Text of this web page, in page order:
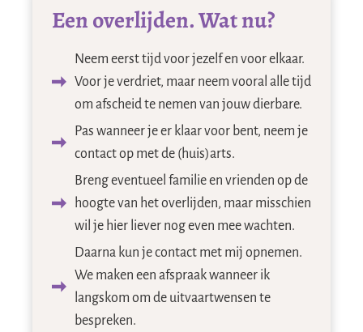
Een overlijden. Wat nu?
Neem eerst tijd voor jezelf en voor elkaar.
Voor je verdriet, maar neem vooral alle tijd
om afscheid te nemen van jouw dierbare.
Pas wanneer je er klaar voor bent, neem je
contact op met de (huis)arts.
Breng eventueel familie en vrienden op de
hoogte van het overlijden, maar misschien
wil je hier liever nog even mee wachten.
Daarna kun je contact met mij opnemen.
We maken een afspraak wanneer ik
langskom om de uitvaartwensen te
bespreken.